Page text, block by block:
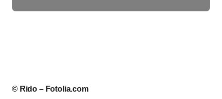
© Rido – Fotolia.com